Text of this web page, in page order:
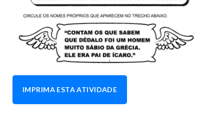
IMPRIMA ESTA ATIVIDADE